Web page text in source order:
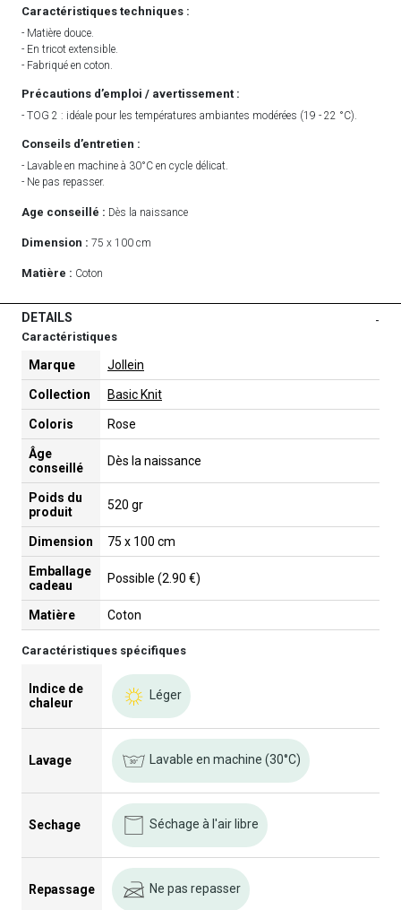
Caractéristiques techniques :
- Matière douce.
- En tricot extensible.
- Fabriqué en coton.
Précautions d’emploi / avertissement :
- TOG 2 : idéale pour les températures ambiantes modérées (19 - 22 °C).
Conseils d’entretien :
- Lavable en machine à 30°C en cycle délicat.
- Ne pas repasser.
Age conseillé : Dès la naissance
Dimension : 75 x 100 cm
Matière : Coton
DETAILS -
Caractéristiques
Marque Jollein
Collection Basic Knit
Coloris Rose
Âge
conseillé
Dès la naissance
Poids du
produit
520 gr
Dimension 75 x 100 cm
Emballage
cadeau
Possible (2.90 €)
Matière Coton
Caractéristiques spécifiques
Indice de
chaleur
Léger
Lavage Lavable en machine (30°C)
Sechage Séchage à l'air libre
Repassage Ne pas repasser